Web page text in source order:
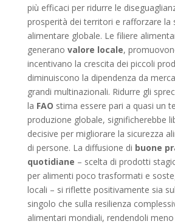
più efficaci per ridurre le
prosperità dei territori e rafforzare la
alimentare globale. Le filiere
generano valore locale,
incentivano la crescita dei piccoli
diminuiscono la dipendenza da
grandi multinazionali. Ridurre gli
la FAO stima essere pari a quasi un
produzione globale, significherebbe
decisive per migliorare la sicurezza
di persone. La diffusione di buone
quotidiane – scelta di prodotti
per alimenti poco trasformati e
locali – si riflette positivamente sia
singolo che sulla resilienza
alimentari mondiali, rendendoli